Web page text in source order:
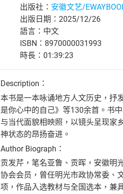
出版社： 安徽文艺/
出版日期：2025/12/26
語言：中文
ISBN：8970000031993
時長：01:39:23
Description：
本书是一本咏诵地方人文历史，抒
是你心中的自己》等130余首。书
与当代面貌相映照，以镜头呈现家
神状态的昂扬奋进。
Author Biograph：
贡发芹，笔名亚鲁、贡晖，安徽明
协会会员，曾任明光市政协常委、
项，作品入选教材与全国选本，兼